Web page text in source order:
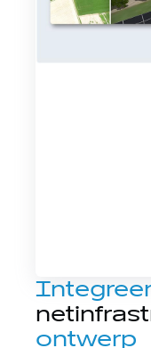
ontwerp